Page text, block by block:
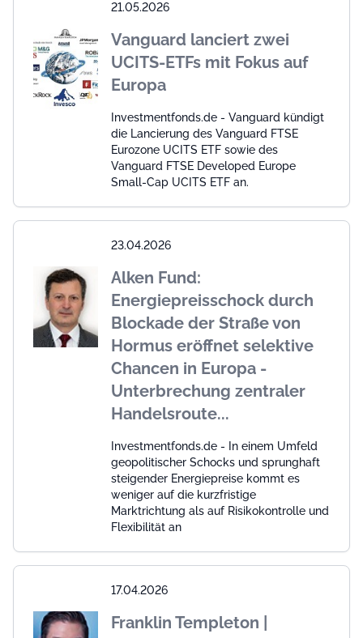
21.05.2026
Vanguard lanciert zwei
UCITS-ETFs mit Fokus auf
Europa
Investmentfonds.de - Vanguard kündigt
die Lancierung des Vanguard FTSE
Eurozone UCITS ETF sowie des
Vanguard FTSE Developed Europe
Small-Cap UCITS ETF an.
23.04.2026
Alken Fund:
Energiepreisschock durch
Blockade der Straße von
Hormus eröffnet selektive
Chancen in Europa -
Unterbrechung zentraler
Handelsroute...
Investmentfonds.de - In einem Umfeld
geopolitischer Schocks und sprunghaft
steigender Energiepreise kommt es
weniger auf die kurzfristige
Marktrichtung als auf Risikokontrolle und
Flexibilität an
17.04.2026
Franklin Templeton |